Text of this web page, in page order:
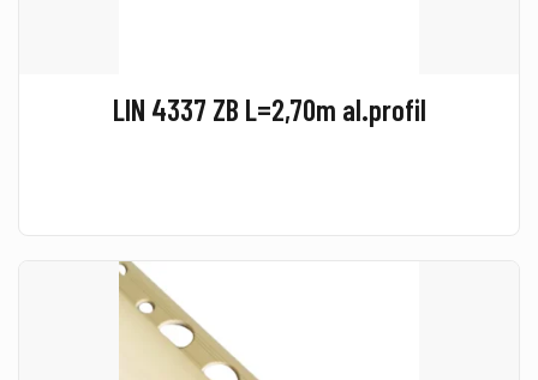
LIN 4337 ZB L=2,70m al.profil